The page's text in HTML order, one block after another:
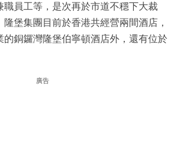
職員工等，是次再於市道不穩下大裁
隆堡集團目前於香港共經營兩間酒店，
的銅鑼灣隆堡伯寧頓酒店外，還有位於
廣告